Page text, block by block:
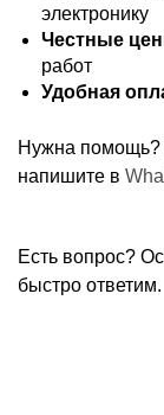
электронику
Честные
работ
Удобная
Нужна помощь?
напишите в
Есть вопрос?
быстро ответим.